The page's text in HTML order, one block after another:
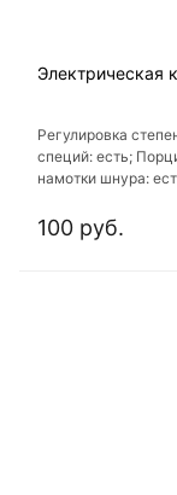
Электрическая
Регулировка
специй: есть;
намотки шнура:
100 руб.